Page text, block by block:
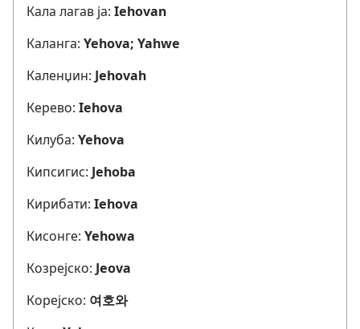
Кала лагав ја: Iehovan
Каланга: Yehova; Yahwe
Каленџин: Jehovah
Керево: Iehova
Килуба: Yehova
Кипсигис: Jehoba
Кирибати: Iehova
Кисонге: Yehowa
Козрејско: Jeova
Корејско: 여호와